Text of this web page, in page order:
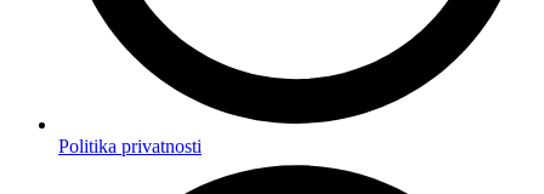
Politika privatnosti